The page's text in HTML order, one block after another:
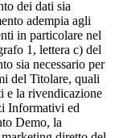
dei dati sia
adempia agli
in particolare nel
1, lettera c) del
sia necessario per
del Titolare, quali
e la rivendicazione
Informativi ed
Demo, la